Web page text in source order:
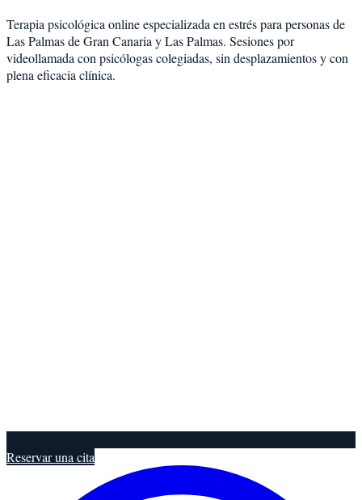
Terapia psicológica online especializada en estréspara personas de
Las Palmas de Gran Canaria yLas Palmas. Sesiones por
videollamada con psicólogas colegiadas, sin desplazamientos y con
plena eficacia clínica.
Reservar una cita